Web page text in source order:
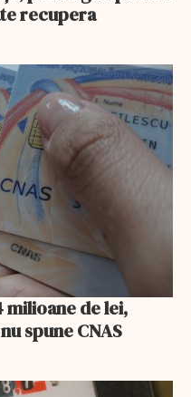
recupera
spune CNAS